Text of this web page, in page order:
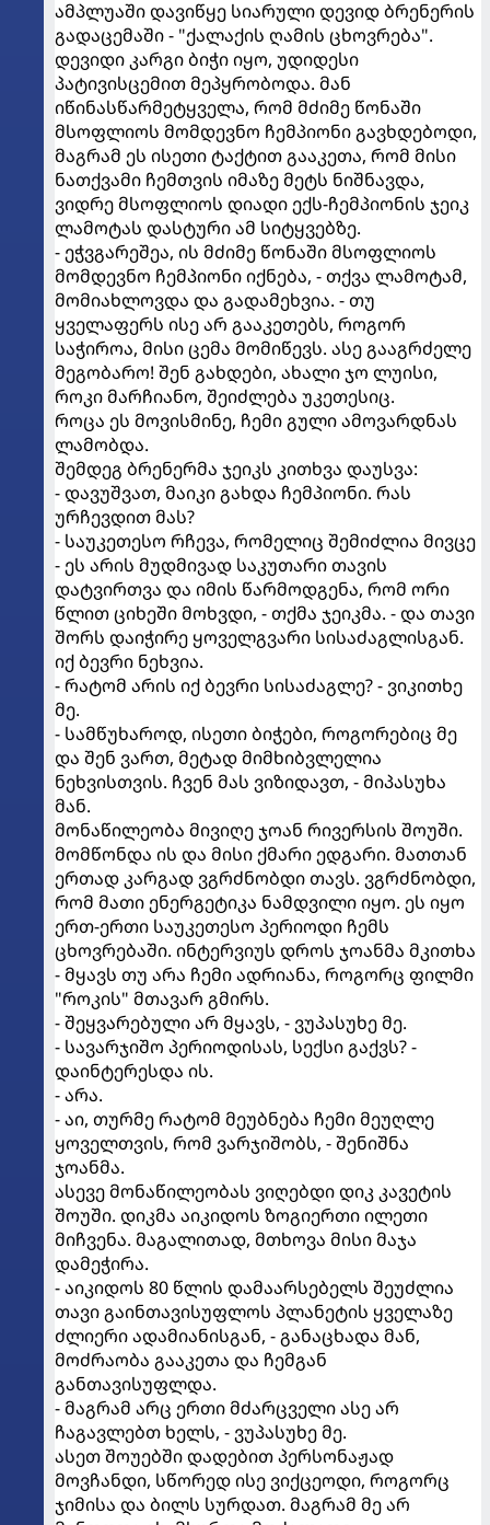
ამპლუაში დავიწყე სიარული დევიდ ბრენერის
გადაცემაში - "ქალაქის ღამის ცხოვრება".
დევიდი კარგი ბიჭი იყო, უდიდესი
პატივისცემით მეპყრობოდა. მან
იწინასწარმეტყველა, რომ მძიმე წონაში
მსოფლიოს მომდევნო ჩემპიონი გავხდებოდი,
მაგრამ ეს ისეთი ტაქტით გააკეთა, რომ მისი
ნათქვამი ჩემთვის იმაზე მეტს ნიშნავდა,
ვიდრე მსოფლიოს დიადი ექს-ჩემპიონის ჯეიკ
ლამოტას დასტური ამ სიტყვებზე.
- ეჭვგარეშეა, ის მძიმე წონაში მსოფლიოს
მომდევნო ჩემპიონი იქნება, - თქვა ლამოტამ,
მომიახლოვდა და გადამეხვია. - თუ
ყველაფერს ისე არ გააკეთებს, როგორ
საჭიროა, მისი ცემა მომიწევს. ასე გააგრძელე
მეგობარო! შენ გახდები, ახალი ჯო ლუისი,
როკი მარჩიანო, შეიძლება უკეთესიც.
როცა ეს მოვისმინე, ჩემი გული ამოვარდნას
ლამობდა.
შემდეგ ბრენერმა ჯეიკს კითხვა დაუსვა:
- დავუშვათ, მაიკი გახდა ჩემპიონი. რას
ურჩევდით მას?
- საუკეთესო რჩევა, რომელიც შემიძლია მივცე
- ეს არის მუდმივად საკუთარი თავის
დატვირთვა და იმის წარმოდგენა, რომ ორი
წლით ციხეში მოხვდი, - თქმა ჯეიკმა. - და თავი
შორს დაიჭირე ყოველგვარი სისაძაგლისგან.
იქ ბევრი ნეხვია.
- რატომ არის იქ ბევრი სისაძაგლე? - ვიკითხე
მე.
- სამწუხაროდ, ისეთი ბიჭები, როგორებიც მე
და შენ ვართ, მეტად მიმხიბვლელია
ნეხვისთვის. ჩვენ მას ვიზიდავთ, - მიპასუხა
მან.
მონაწილეობა მივიღე ჯოან რივერსის შოუში.
მომწონდა ის და მისი ქმარი ედგარი. მათთან
ერთად კარგად ვგრძნობდი თავს. ვგრძნობდი,
რომ მათი ენერგეტიკა ნამდვილი იყო. ეს იყო
ერთ-ერთი საუკეთესო პერიოდი ჩემს
ცხოვრებაში. ინტერვიუს დროს ჯოანმა მკითხა
- მყავს თუ არა ჩემი ადრიანა, როგორც ფილმი
"როკის" მთავარ გმირს.
- შეყვარებული არ მყავს, - ვუპასუხე მე.
- სავარჯიშო პერიოდისას, სექსი გაქვს? -
დაინტერესდა ის.
- არა.
- აი, თურმე რატომ მეუბნება ჩემი მეუღლე
ყოველთვის, რომ ვარჯიშობს, - შენიშნა
ჯოანმა.
ასევე მონაწილეობას ვიღებდი დიკ კავეტის
შოუში. დიკმა აიკიდოს ზოგიერთი ილეთი
მიჩვენა. მაგალითად, მთხოვა მისი მაჯა
დამეჭირა.
- აიკიდოს 80 წლის დამაარსებელს შეუძლია
თავი გაინთავისუფლოს პლანეტის ყველაზე
ძლიერი ადამიანისგან, - განაცხადა მან,
მოძრაობა გააკეთა და ჩემგან
განთავისუფლდა.
- მაგრამ არც ერთი მძარცველი ასე არ
ჩაგავლებთ ხელს, - ვუპასუხე მე.
ასეთ შოუებში დადებით პერსონაჟად
მოვჩანდი, სწორედ ისე ვიქცეოდი, როგორც
ჯიმისა და ბილს სურდათ. მაგრამ მე არ